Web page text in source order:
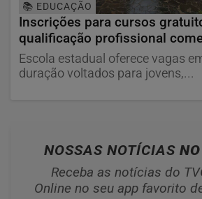
📚 EDUCAÇÃO
Inscrições para cursos
qualificação profissional
Escola estadual oferece vagas
duração voltados para jovens,...
NOSSAS NOTÍCIAS
Receba as notícias do
Online no seu app favorito